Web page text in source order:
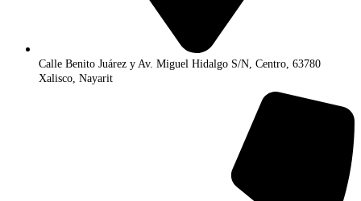
Calle Benito Juárez y Av. Miguel Hidalgo S/N, Centro, 63780
Xalisco, Nayarit